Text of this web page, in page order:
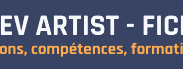
ARTIST -
compétences,